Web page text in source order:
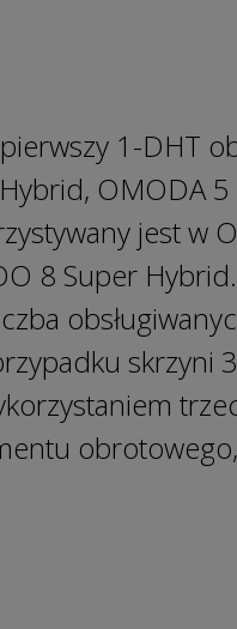
1-DHT
OMODA
jest w
8 Super
skrzyni